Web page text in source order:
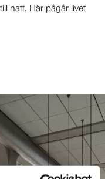
natt. Här pågår livet